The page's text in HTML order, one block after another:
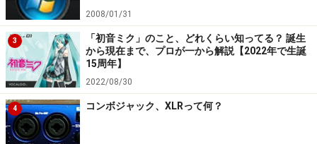
2008/01/31
3
「初音ミク」のこと、どれくらい知ってる？ 誕生
から現在まで、プロが一から解説【2022年で生誕
15周年】
2022/08/30
4 コンボジャック、XLRって何？